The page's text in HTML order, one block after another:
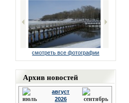
смотреть все фотографии
Архив новостей
август
2026